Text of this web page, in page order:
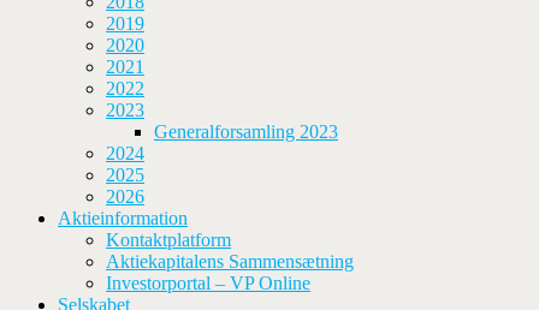
2019
2020
2021
2022
2023
Generalforsamling 2023
2024
2025
2026
Aktieinformation
Kontaktplatform
Aktiekapitalens Sammensætning
Investorportal – VP Online
Selskabet